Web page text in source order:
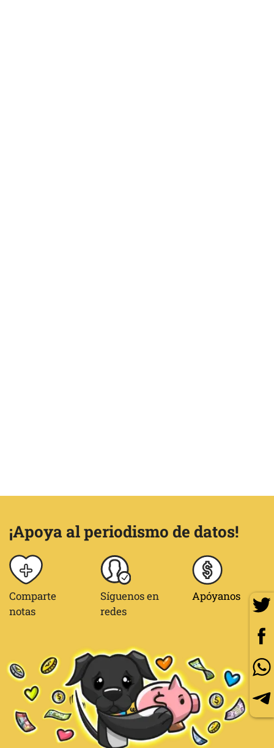
¡Apoya al periodismo de datos!
Comparte
notas
Síguenos en
redes
Apóyanos